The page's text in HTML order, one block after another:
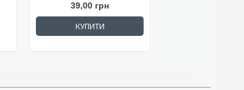
39,00 грн
КУПИТИ